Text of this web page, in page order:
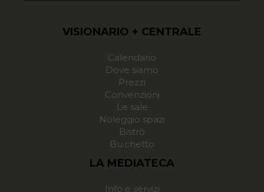
VISIONARIO + CENTRALE
Calendario
Dove siamo
Prezzi
Convenzioni
Le sale
Noleggio spazi
Bistrò
Bu.chetto
LA MEDIATECA
Info e servizi